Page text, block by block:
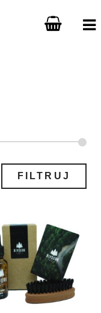
FILTRUJ